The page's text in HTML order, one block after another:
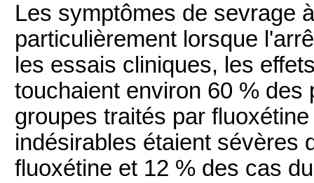
Les symptômes de sevrage
particulièrement lorsque
les essais cliniques, les
touchaient environ 60 %
groupes traités par
indésirables étaient sévères
fluoxétine et 12 % des cas